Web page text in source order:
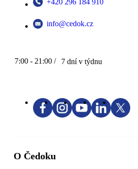
info@cedok.cz
7:00 - 21:00 / 7 dní v týdnu
O Čedoku